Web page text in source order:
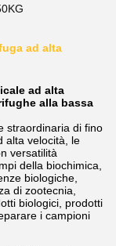
ad alta
ad alta
alla bassa
straordinaria di fino
alta velocità, le
versatilità
della biochimica,
biologiche,
di zootecnia,
biologici, prodotti
i campioni